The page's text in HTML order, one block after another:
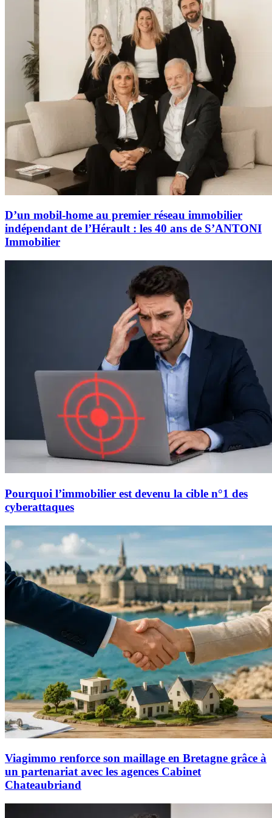
D’un mobil-home au premier réseau immobilier
indépendant de l’Hérault : les 40 ans de S’ANTONI
Immobilier
Pourquoi l’immobilier est devenu la cible n°1 des
cyberattaques
Viagimmo renforce son maillage en Bretagne grâce à
un partenariat avec les agences Cabinet
Chateaubriand